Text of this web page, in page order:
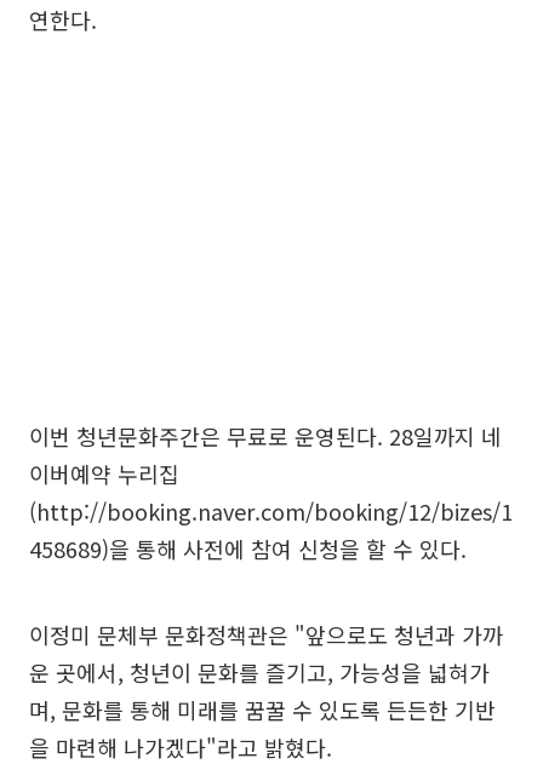
연한다.
이번 청년문화주간은 무료로 운영된다. 28일까지 네
이버예약 누리집
(http://booking.naver.com/booking/12/bizes/1
458689)을 통해 사전에 참여 신청을 할 수 있다.
이정미 문체부 문화정책관은 "앞으로도 청년과 가까
운 곳에서, 청년이 문화를 즐기고, 가능성을 넓혀가
며, 문화를 통해 미래를 꿈꿀 수 있도록 든든한 기반
을 마련해 나가겠다"라고 밝혔다.